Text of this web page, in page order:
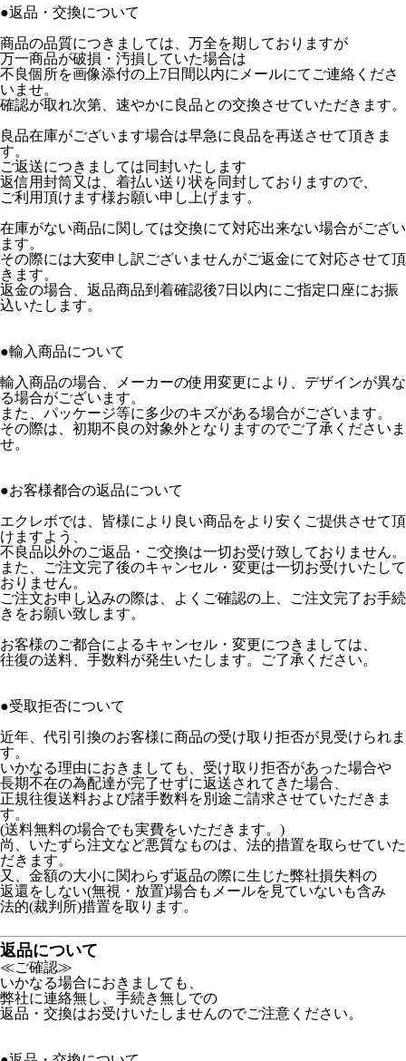
●返品・交換について
商品の品質につきましては、万全を期しておりますが
万一商品が破損・汚損していた場合は
不良個所を画像添付の上7日間以内にメールにてご連絡くださ
いませ。
確認が取れ次第、速やかに良品との交換させていただきます。
良品在庫がございます場合は早急に良品を再送させて頂きま
す。
ご返送につきましては同封いたします
返信用封筒又は、着払い送り状を同封しておりますので、
ご利用頂けます様お願い申し上げます。
在庫がない商品に関しては交換にて対応出来ない場合がござい
ます。
その際には大変申し訳ございませんがご返金にて対応させて頂
きます。
返金の場合、返品商品到着確認後7日以内にご指定口座にお振
込いたします。
●輸入商品について
輸入商品の場合、メーカーの使用変更により、デザインが異な
る場合がございます。
また、パッケージ等に多少のキズがある場合がございます。
その際は、初期不良の対象外となりますのでご了承くださいま
せ。
●お客様都合の返品について
エクレボでは、皆様により良い商品をより安くご提供させて頂
けますよう、
不良品以外のご返品・ご交換は一切お受け致しておりません。
また、ご注文完了後のキャンセル・変更は一切お受けいたして
おりません。
ご注文お申し込みの際は、よくご確認の上、ご注文完了お手続
きをお願い致します。
お客様のご都合によるキャンセル・変更につきましては、
往復の送料、手数料が発生いたします。ご了承ください。
●受取拒否について
近年、代引引換のお客様に商品の受け取り拒否が見受けられま
す。
いかなる理由におきましても、受け取り拒否があった場合や
長期不在の為配達が完了せずに返送されてきた場合、
正規往復送料および諸手数料を別途ご請求させていただきま
す。
(送料無料の場合でも実費をいただきます。)
尚、いたずら注文など悪質なものは、法的措置を取らせていた
だきます。
又、金額の大小に関わらず返品の際に生じた弊社損失料の
返還をしない(無視・放置)場合もメールを見ていないも含み
法的(裁判所)措置を取ります。
返品について
≪ご確認≫
いかなる場合におきましても、
弊社に連絡無し、手続き無しでの
返品・交換はお受けいたしませんのでご注意ください。